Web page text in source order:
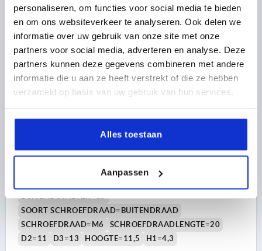
personaliseren, om functies voor social media te bieden
en om ons websiteverkeer te analyseren. Ook delen we
informatie over uw gebruik van onze site met onze
partners voor social media, adverteren en analyse. Deze
partners kunnen deze gegevens combineren met andere
informatie die u aan ze heeft verstrekt of die ze hebben
verzameld op basis van uw gebruik van hun services.
Alles toestaan
Aanpassen
excl. BTW
plus verzendkosten
DETAILS
K0110
KARTELKNOP VISUEEL-DETECTEERBAAR GR.0
RAL5002, BEST:RVS 1.4404
BUITENDIAMETER=15
SOORT SCHROEFDRAAD=BUITENDRAAD
SCHROEFDRAAD=M6
SCHROEFDRAADLENGTE=20
D2=11
D3=13 HOOGTE=11,5 H1=4,3